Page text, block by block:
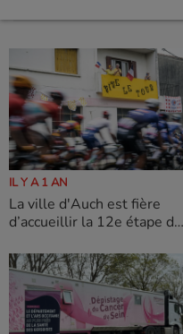
IL Y A 1 AN
La ville d'Auch est fière
d’accueillir la 12e étape du